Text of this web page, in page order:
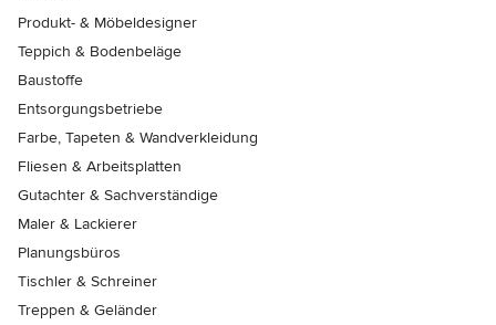
Produkt- & Möbeldesigner
Teppich & Bodenbeläge
Baustoffe
Entsorgungsbetriebe
Farbe, Tapeten & Wandverkleidung
Fliesen & Arbeitsplatten
Gutachter & Sachverständige
Maler & Lackierer
Planungsbüros
Tischler & Schreiner
Treppen & Geländer